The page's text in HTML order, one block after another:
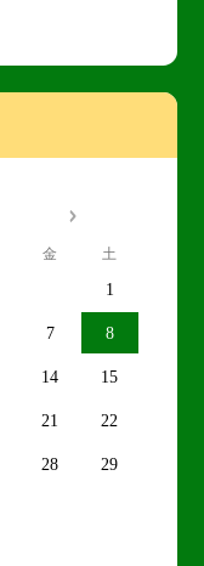
金 土
1
7 8
14 15
21 22
28 29